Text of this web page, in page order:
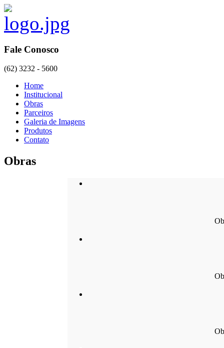
Fale Conosco
(62) 3232 - 5600
Home
Institucional
Obras
Parceiros
Galeria de Imagens
Produtos
Contato
Obras